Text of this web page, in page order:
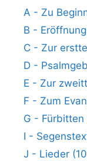
A - Zu
B -
C - Zur
D -
E - Zur
F - Zum
G - Fürbitten
I -
J - Lieder